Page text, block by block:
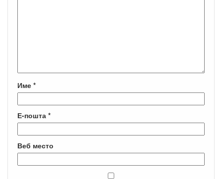
Име *
Е-пошта *
Веб место